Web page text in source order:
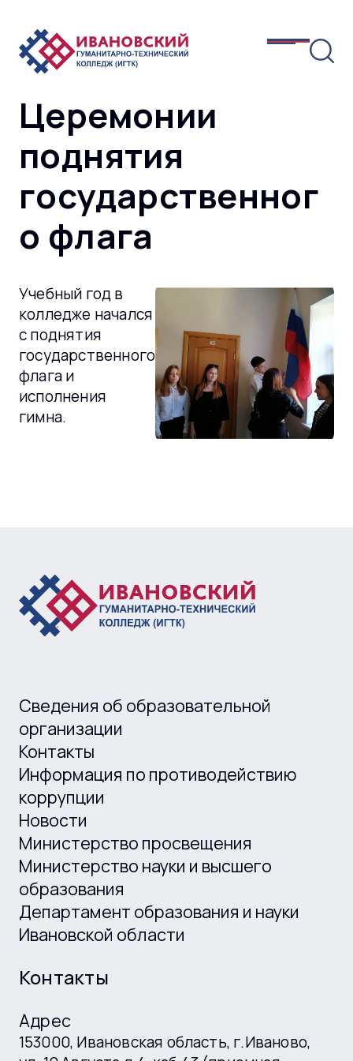
Церемонии
поднятия
государственног
о флага
Учебный год в
колледже начался
с поднятия
государственного
флага и
исполнения
гимна.
Сведения об образовательной
организации
Контакты
Информация по противодействию
коррупции
Новости
Министерство просвещения
Министерство науки и высшего
образования
Департамент образования и науки
Ивановской области
Контакты
Адрес
153000, Ивановская область, г.Иваново,